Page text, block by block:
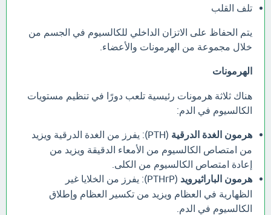
تلف القلب
يتم الحفاظ على الاتزان الداخلي للكالسيوم في الجسم من
خلال مجموعة من الهرمونات والأعضاء.
الهرمونات
هناك ثلاثة هرمونات رئيسية تلعب دورًا في تنظيم مستويات
الكالسيوم في الدم:
هرمون الغدة الدرقية
(PTH): يفرز من الغدة الدرقية ويزيد
من امتصاص الكالسيوم من الأمعاء الدقيقة ويزيد من
إعادة امتصاص الكالسيوم من الكلى.
هرمون الباراثيرويد
(PTHrP): يفرز من الخلايا غير
الظهارية في العظام ويزيد من تكسير العظام وإطلاق
الكالسيوم في الدم.